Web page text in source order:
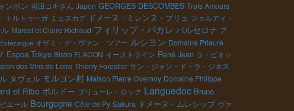
ンボン 岩田コキさん Japon GEORGES DESCOMBES Trois Amours
トルトゥーガ ミュスカデ ドメーヌ・ミレンヌ・ブリュ ジョルディ・
Marcel et Claire Richaud フィリップ・パカレ バルセロナ ア
Estezargue オザミ・デ・ヴァン ツアー ルシヨン Domaine Prieuré
Espoa Tokyo Bistro FLACON イーストライン René Jean ラ・ピオッ
des Vins de Loire Thierry Forestier サン・ジャン・ド・ラ・ジネス
タヴェル モルゴン村 Maison Pierre Overnoy Domaine Philippe
et Ribo ボルドー プリューレ・ロック Languedoc Bruno
エール Bourgogne Côte de Py Sakura ドメーヌ・ムレシップ ヴァ